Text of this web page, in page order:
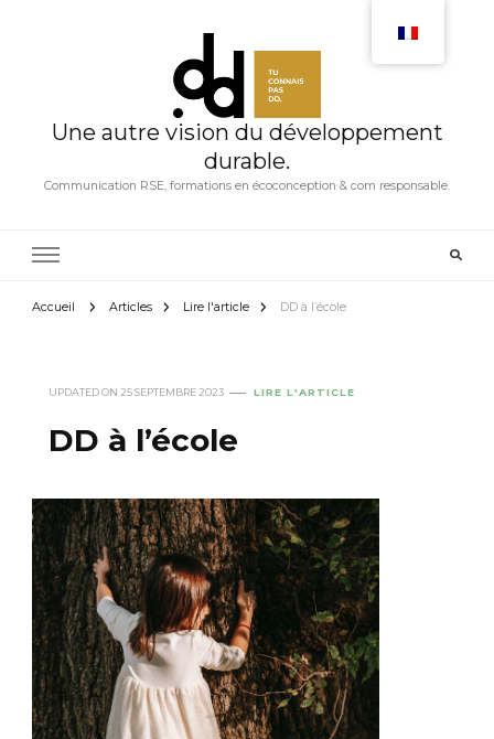
Une autre vision du développement
durable.
Communication RSE, formations en écoconception & com responsable.
Accueil Articles Lire l'article DD à l’école
UPDATED ON 25 SEPTEMBRE 2023 LIRE L'ARTICLE
DD à l’école